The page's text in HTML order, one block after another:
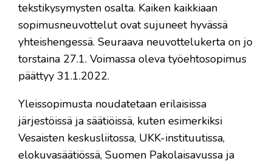
tekstikysymysten osalta. Kaiken kaikkiaan
sopimusneuvottelut ovat sujuneet hyvässä
yhteishengessä. Seuraava neuvottelukerta on jo
torstaina 27.1. Voimassa oleva työehtosopimus
päättyy 31.1.2022.
Yleissopimusta noudatetaan erilaisissa
järjestöissä ja säätiöissä, kuten esimerkiksi
Vesaisten keskusliitossa, UKK-instituutissa,
elokuvasäätiössä, Suomen Pakolaisavussa ja